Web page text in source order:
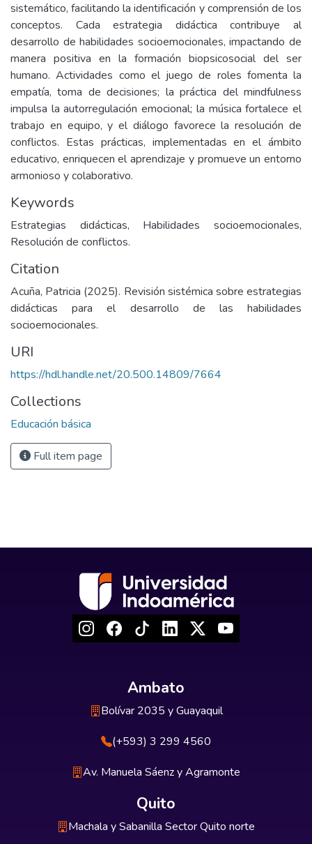
sistemático, facilitando la identificación y comprensión de los
conceptos. Cada estrategia didáctica contribuye al
desarrollo de habilidades socioemocionales, impactando de
manera positiva en la formación biopsicosocial del ser
humano. Actividades como el juego de roles fomenta la
empatía, toma de decisiones; la práctica del mindfulness
impulsa la autorregulación emocional; la música fortalece el
trabajo en equipo, y el diálogo favorece la resolución de
conflictos. Estas prácticas, implementadas en el ámbito
educativo, enriquecen el aprendizaje y promueve un entorno
armonioso y colaborativo.
Keywords
Estrategias didácticas, Habilidades socioemocionales,
Resolución de conflictos.
Citation
Acuña, Patricia (2025). Revisión sistémica sobre estrategias
didácticas para el desarrollo de las habilidades
socioemocionales.
URI
https://hdl.handle.net/20.500.14809/7664
Collections
Educación básica
Full item page
Ambato
Bolívar 2035 y Guayaquil
(+593) 3 299 4560
Av. Manuela Sáenz y Agramonte
Quito
Machala y Sabanilla Sector Quito norte